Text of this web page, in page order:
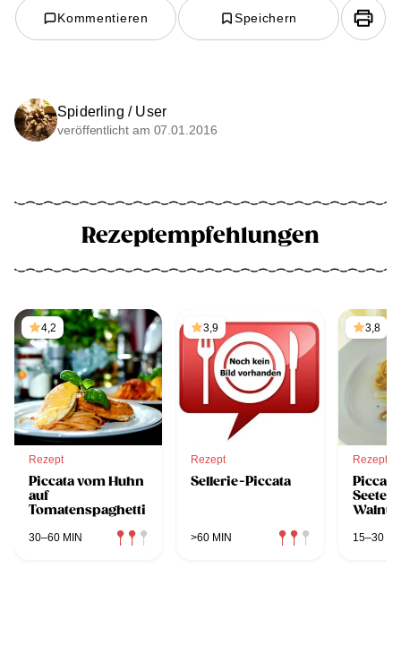
Kommentieren Speichern
Spiderling / User
veröffentlicht am 07.01.2016
Rezeptempfehlungen
4,2
Rezept
Piccata vom Huhn
auf
Tomatenspaghetti
30–60 MIN
3,9
Rezept
Sellerie-Piccata
>60 MIN
3,8
Rezept
15–30